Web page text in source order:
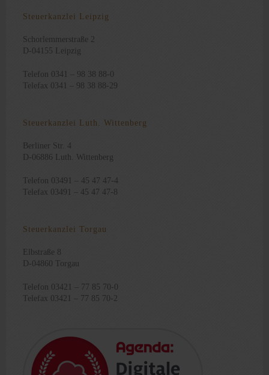
Steuerkanzlei Leipzig
Schorlemmerstraße 2
D-04155 Leipzig
Telefon 0341 – 98 38 88-0
Telefax 0341 – 98 38 88-29
Steuerkanzlei Luth. Wittenberg
Berliner Str. 4
D-06886 Luth. Wittenberg
Telefon 03491 – 45 47 47-4
Telefax 03491 – 45 47 47-8
Steuerkanzlei Torgau
Elbstraße 8
D-04860 Torgau
Telefon 03421 – 77 85 70-0
Telefax 03421 – 77 85 70-2